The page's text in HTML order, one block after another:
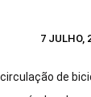
7 JULHO,
de